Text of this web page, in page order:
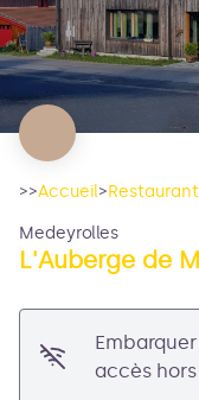
>>Accueil>Restaurant
Medeyrolles
L'Auberge de
accès